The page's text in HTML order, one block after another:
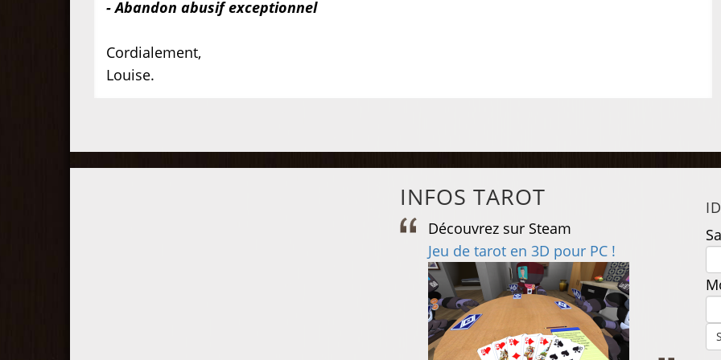
- Abandon abusif exceptionnel
Cordialement,
Louise.
INFOS TAROT
Découvrez sur Steam
Jeu de tarot en 3D pour PC !